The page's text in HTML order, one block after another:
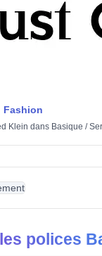
Fashion
Klein dans Basique /
polices